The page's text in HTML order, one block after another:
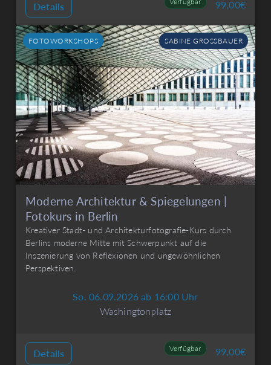
Details 99,00€
FOTOWORKSHOPS SABINE GROSSBAUER
Moderne Architektur & Spiegelungen |
Fotokurs in Berlin
Kreativer Stadt- und Architekturfotografie-Kurs durch
Berlins moderne Mitte mit Schwerpunkt auf die
Inszenierung von Reflexionen und ungewöhnlichen
Perspektiven.
So. 06.09.2026 ab 16:00 Uhr
Washingtonplatz
Details Verfügbar 99,00€